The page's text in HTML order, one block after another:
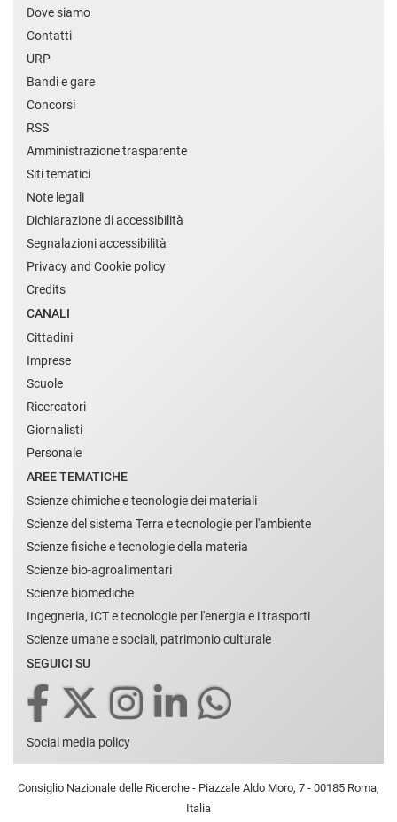
Dove siamo
Contatti
URP
Bandi e gare
Concorsi
RSS
Amministrazione trasparente
Siti tematici
Note legali
Dichiarazione di accessibilità
Segnalazioni accessibilità
Privacy and Cookie policy
Credits
CANALI
Cittadini
Imprese
Scuole
Ricercatori
Giornalisti
Personale
AREE TEMATICHE
Scienze chimiche e tecnologie dei materiali
Scienze del sistema Terra e tecnologie per l'ambiente
Scienze fisiche e tecnologie della materia
Scienze bio-agroalimentari
Scienze biomediche
Ingegneria, ICT e tecnologie per l'energia e i trasporti
Scienze umane e sociali, patrimonio culturale
SEGUICI SU
Social media policy
Consiglio Nazionale delle Ricerche - Piazzale Aldo Moro, 7 - 00185 Roma,
Italia